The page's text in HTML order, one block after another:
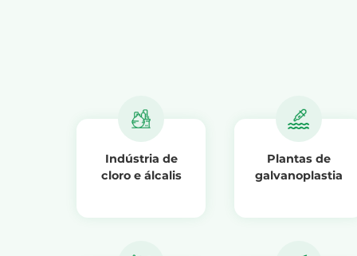
Indústria de
cloro e álcalis
Plantas de
galvanoplastia